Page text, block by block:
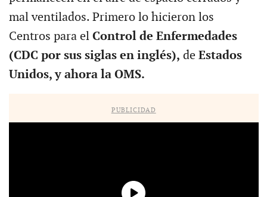
mal ventilados. Primero lo hicieron los
Centros para el Control de Enfermedades
(CDC por sus siglas en inglés), de Estados
Unidos, y ahora la OMS.
PUBLICIDAD